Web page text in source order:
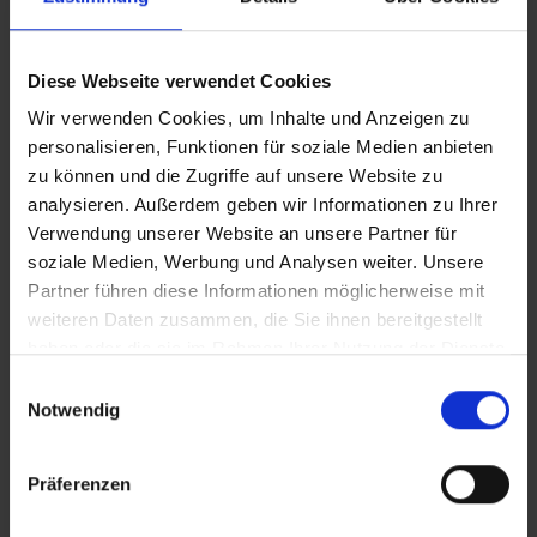
Diese Webseite verwendet Cookies
Wir verwenden Cookies, um Inhalte und Anzeigen zu
personalisieren, Funktionen für soziale Medien anbieten
zu können und die Zugriffe auf unsere Website zu
analysieren. Außerdem geben wir Informationen zu Ihrer
Verwendung unserer Website an unsere Partner für
soziale Medien, Werbung und Analysen weiter. Unsere
Partner führen diese Informationen möglicherweise mit
weiteren Daten zusammen, die Sie ihnen bereitgestellt
Notwendig
Präferenzen
In Sicherheit in Deutschland, in Gedanken im Krieg
Vertical_Hebamme und Bestatterin
Zusätzliches Material
Bilder